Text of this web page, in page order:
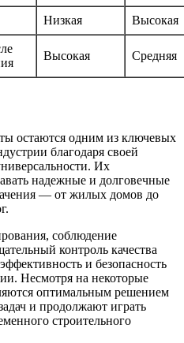
Низкая Высокая
Высокая Средняя
остаются одним из ключевых
благодаря своей
Их
надежные и долговечные
— от жилых домов до
соблюдение
контроль качества
и безопасность
Несмотря на некоторые
оптимальным решением
и продолжают играть
строительного